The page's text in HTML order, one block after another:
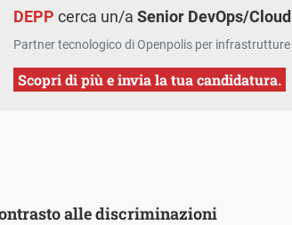
DEPP cerca un/aSenior DevOps/
Partner tecnologico di Openpolis per
Scopri di più e invia la tua candidatura.
alle discriminazioni